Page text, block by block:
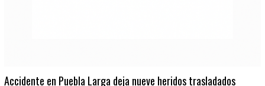
Accidente en Puebla Larga deja nueve heridos trasladados